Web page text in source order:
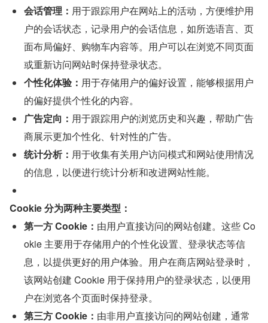
会话管理： 用于跟踪用户在网站上的活动，方便维护用
户的会话状态，记录用户的会话信息，如所选语言、页
面布局偏好、购物车内容等。用户可以在浏览不同页面
或重新访问网站时保持登录状态。
个性化体验： 用于存储用户的偏好设置，能够根据用户
的偏好提供个性化的内容。
广告定向： 用于跟踪用户的浏览历史和兴趣，帮助广告
商展示更加个性化、针对性的广告。
统计分析： 用于收集有关用户访问模式和网站使用情况
的信息，以便进行统计分析和改进网站性能。
Cookie 分为两种主要类型：
第一方 Cookie： 由用户直接访问的网站创建。这些 Co
okie 主要用于存储用户的个性化设置、登录状态等信
息，以提供更好的用户体验。用户在商店网站登录时，
该网站创建 Cookie 用于保持用户的登录状态，以便用
户在浏览各个页面时保持登录。
第三方 Cookie： 由非用户直接访问的网站创建，通常